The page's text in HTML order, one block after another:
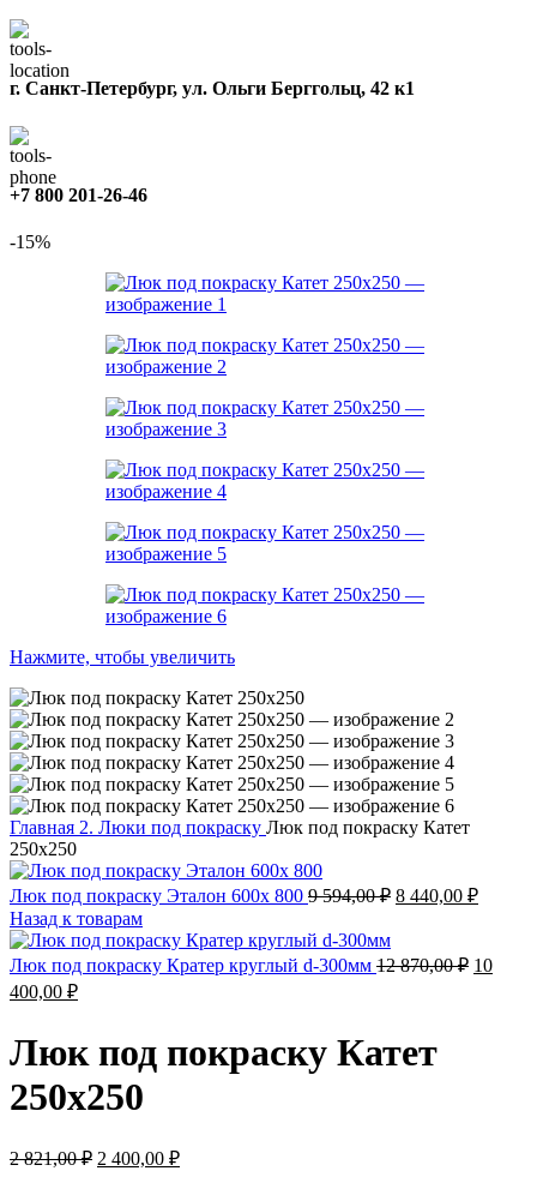
г. Санкт-Петербург, ул. Ольги Берггольц, 42 к1
+7 800 201-26-46
-15%
Нажмите, чтобы увеличить
Главная 2. Люки под покраску Люк под покраску Катет
250х250
Люк под покраску Эталон 600х 800 9 594,00₽ 8 440,00 ₽
Назад к товарам
Люк под покраску Кратер круглый d-300мм 12 870,00₽ 10
400,00 ₽
Люк под покраску Катет
250х250
2 821,00₽ 2 400,00 ₽